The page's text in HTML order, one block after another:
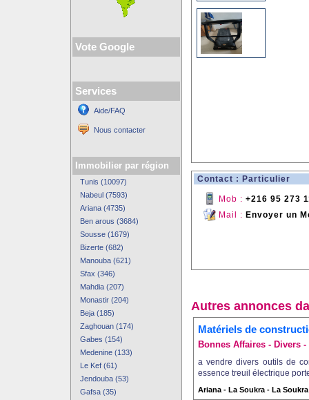
Vote Google
Services
Aide/FAQ
Nous contacter
Immobilier par région
Tunis (10097)
Nabeul (7593)
Ariana (4735)
Ben arous (3684)
Sousse (1679)
Bizerte (682)
Manouba (621)
Sfax (346)
Mahdia (207)
Monastir (204)
Beja (185)
Zaghouan (174)
Gabes (154)
Medenine (133)
Le Kef (61)
Jendouba (53)
Gafsa (35)
Contact : Particulier
Mob : +216 95 273
Mail : Envoyer un
Autres annonces
Matériels de
Bonnes Affaires - Divers
a vendre divers outils de
essence treuil électrique
Ariana - La Soukra - La Soukra